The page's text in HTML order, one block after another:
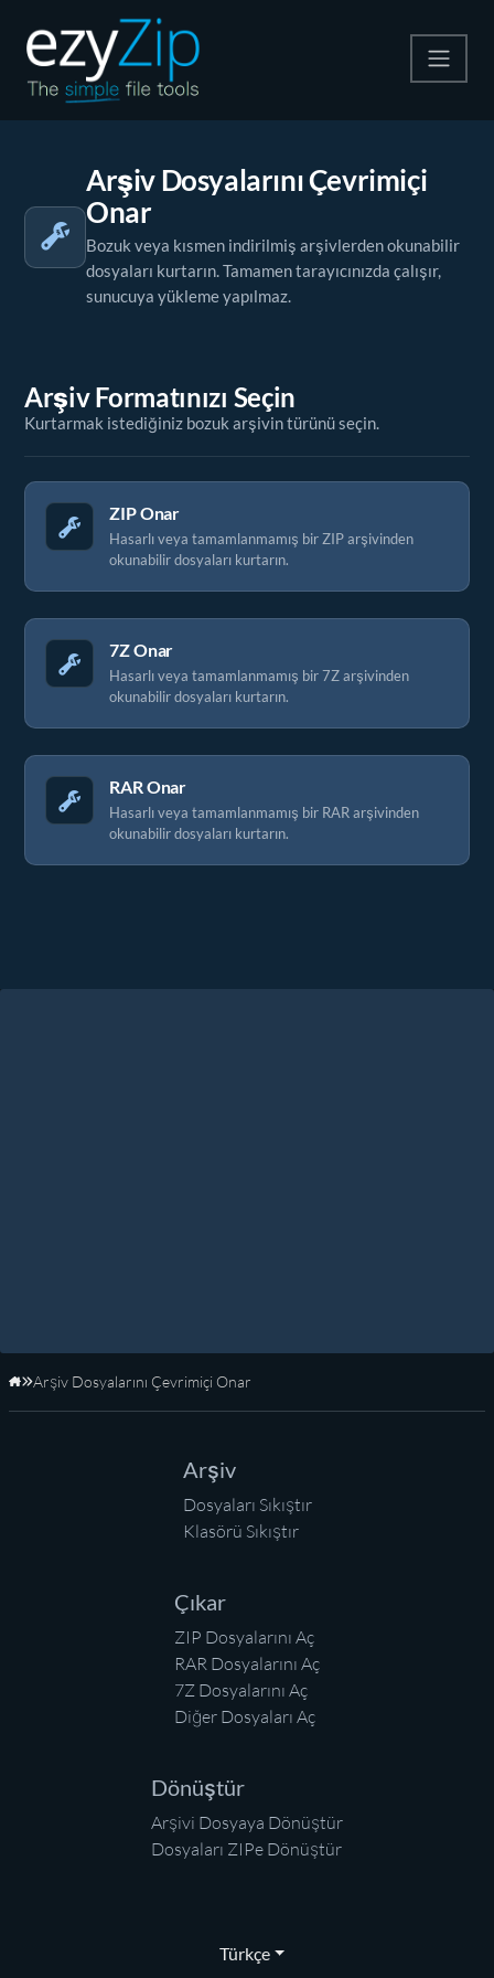
Dönüştürücü
Diğer Araçlar
Arşiv Dosyalarını Çevrimiçi
Onar
Bozuk veya kısmen indirilmiş arşivlerden okunabilir
dosyaları kurtarın. Tamamen tarayıcınızda çalışır,
sunucuya yükleme yapılmaz.
Arşiv Formatınızı Seçin
Kurtarmak istediğiniz bozuk arşivin türünü seçin.
ZIP Onar
Hasarlı veya tamamlanmamış bir ZIP arşivinden
okunabilir dosyaları kurtarın.
7Z Onar
Hasarlı veya tamamlanmamış bir 7Z arşivinden
okunabilir dosyaları kurtarın.
RAR Onar
Hasarlı veya tamamlanmamış bir RAR arşivinden
okunabilir dosyaları kurtarın.
Anasayfa
Arşiv Dosyalarını Çevrimiçi Onar
Arşiv
Dosyaları Sıkıştır
Klasörü Sıkıştır
Çıkar
ZIP Dosyalarını Aç
RAR Dosyalarını Aç
7Z Dosyalarını Aç
Diğer Dosyaları Aç
Dönüştür
Arşivi Dosyaya Dönüştür
Dosyaları ZIPe Dönüştür
Türkçe